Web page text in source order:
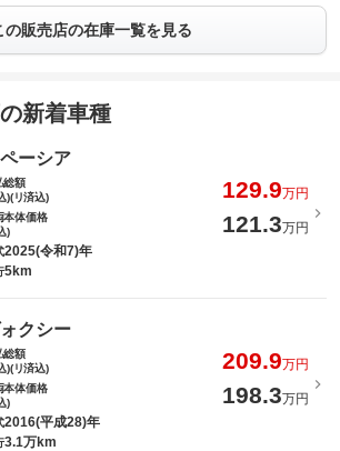
の販売店の在庫一覧を見る
新着車種
ーシア
総額
)(リ済込)
129.9万円
本体価格
)
121.3万円
2025(令和7)年
5km
クシー
総額
)(リ済込)
209.9万円
本体価格
)
198.3万円
2016(平成28)年
3.1万km